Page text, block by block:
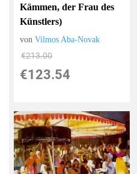
Kämmen, der Frau des
Künstlers)
vonVilmos Aba-Novak
€213.00
€123.54